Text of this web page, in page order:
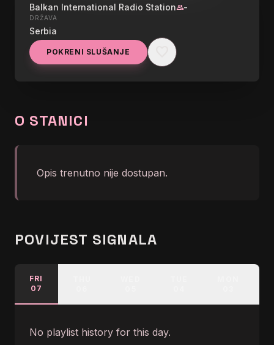
TRENDING
graphic_eq
Balkan International Radio Stationgroup-
DRŽAVA
Serbia
POKRENI SLUŠANJE
O STANICI
Opis trenutno nije dostupan.
POVIJEST SIGNALA
FRI
07
No playlist history for this day.